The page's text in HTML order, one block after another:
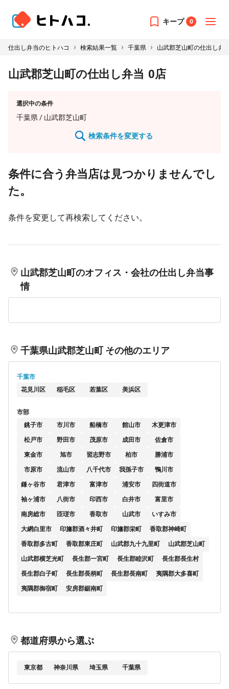
キープ 0
仕出し弁当のヒトハコ › 検索結果一覧 › 千葉県 › 山武郡芝山町の仕出し弁
山武郡芝山町の仕出し弁当 0店
選択中の条件
千葉県 / 山武郡芝山町
検索条件を変更する
条件に合う弁当店は見つかりませんでし
た。
条件を変更して再検索してください。
山武郡芝山町のオフィス・会社の仕出し弁当事
情
千葉県山武郡芝山町 その他のエリア
千葉市
花見川区
稲毛区 若葉区 美浜区
市部
銚子市
市川市 船橋市 館山市 木更津市
松戸市 野田市 茂原市 成田市 佐倉市
東金市 旭市 習志野市 柏市 勝浦市
市原市 流山市 八千代市 我孫子市 鴨川市
鎌ヶ谷市 君津市 富津市 浦安市 四街道市
袖ヶ浦市 八街市 印西市 白井市 富里市
南房総市 匝瑳市 香取市 山武市 いすみ市
大網白里市 印旛郡酒々井町 印旛郡栄町 香取郡神崎町
香取郡多古町 香取郡東庄町 山武郡九十九里町 山武郡芝山町
山武郡横芝光町 長生郡一宮町 長生郡睦沢町 長生郡長生村
長生郡白子町 長生郡長柄町 長生郡長南町 夷隅郡大多喜町
夷隅郡御宿町 安房郡鋸南町
都道府県から選ぶ
東京都 神奈川県 埼玉県 千葉県